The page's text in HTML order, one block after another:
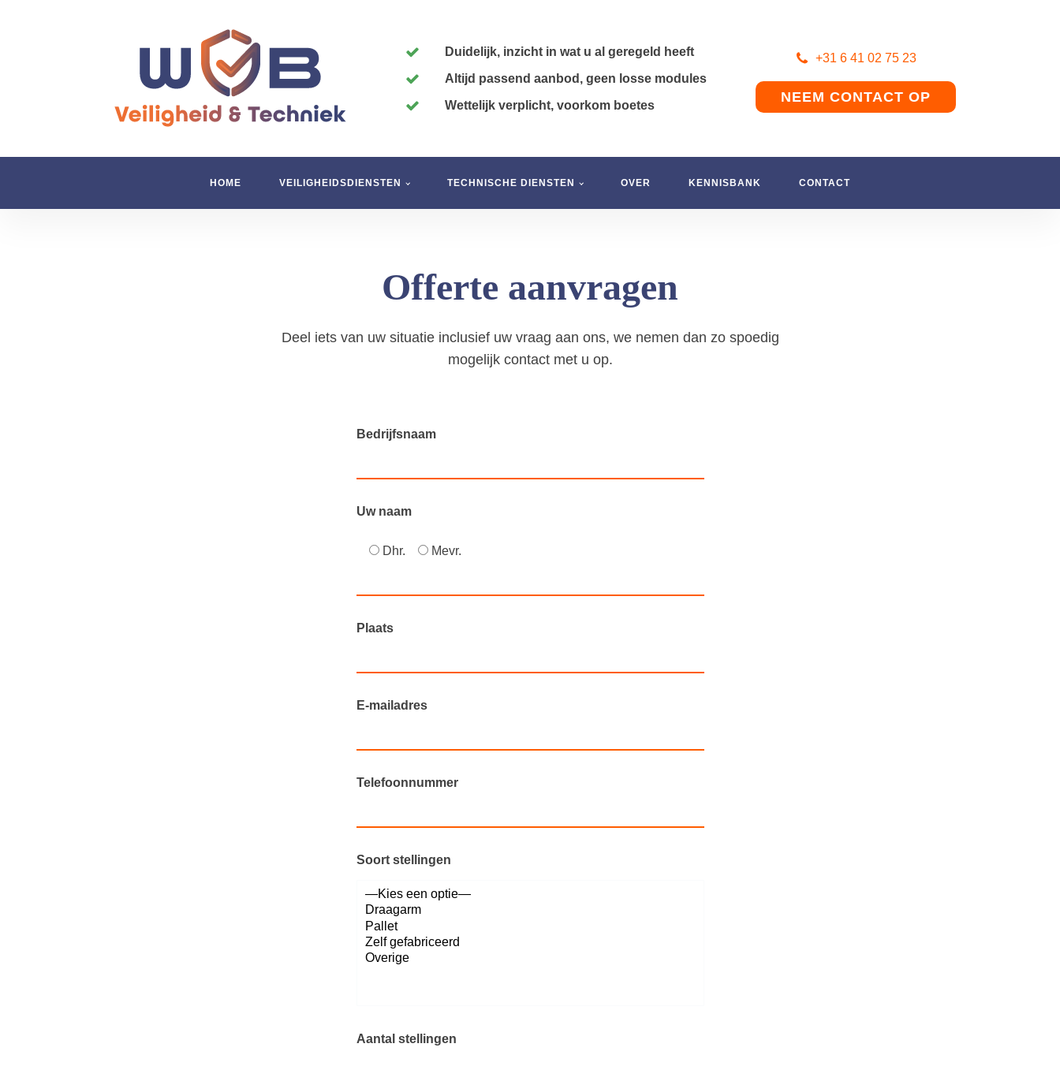
Duidelijk, inzicht in wat u al geregeld heeft
Altijd passend aanbod, geen losse modules
Wettelijk verplicht, voorkom boetes
+31 6 41 02 75 23
NEEM CONTACT OP
HOME VEILIGHEIDSDIENSTEN TECHNISCHE DIENSTEN OVER KENNISBANK CONTACT
Offerte aanvragen
Deel iets van uw situatie inclusief uw vraag aan ons, we nemen dan zo spoedig
mogelijk contact met u op.
Bedrijfsnaam
Uw naam
Dhr. Mevr.
Plaats
E-mailadres
Telefoonnummer
Soort stellingen
Aantal stellingen